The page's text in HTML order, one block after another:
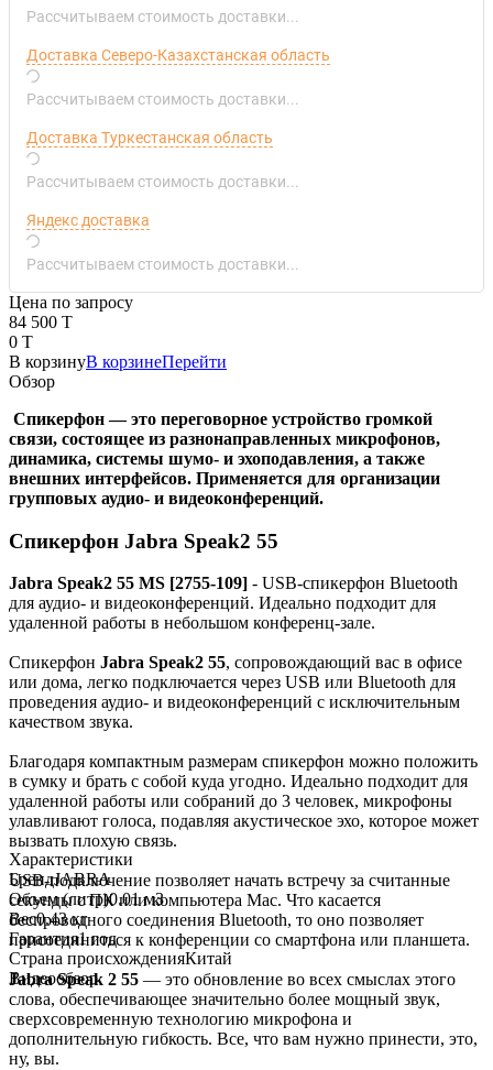
Рассчитываем стоимость доставки...
Доставка Северо-Казахстанская область
Рассчитываем стоимость доставки...
Доставка Туркестанская область
Рассчитываем стоимость доставки...
Яндекс доставка
Рассчитываем стоимость доставки...
Цена по запросу
84 500 T
0 T
В корзинуВ корзинеПерейти
Обзор
Спикерфон — это переговорное устройство громкой
связи, состоящее из разнонаправленных микрофонов,
динамика, системы шумо- и эхоподавления, а также
внешних интерфейсов. Применяется для организации
групповых аудио- и видеоконференций.
Спикерфон Jabra Speak2 55
Jabra Speak2 55 MS [2755-109] - USB-спикерфон Bluetooth
для аудио- и видеоконференций. Идеально подходит для
удаленной работы в небольшом конференц-зале.
Спикерфон Jabra Speak2 55, сопровождающий вас в офисе
или дома, легко подключается через USB или Bluetooth для
проведения аудио- и видеоконференций с исключительным
качеством звука.
Благодаря компактным размерам спикерфон можно положить
в сумку и брать с собой куда угодно. Идеально подходит для
удаленной работы или собраний до 3 человек, микрофоны
улавливают голоса, подавляя акустическое эхо, которое может
вызвать плохую связь.
USB-подключение позволяет начать встречу за считанные
секунды с ПК или компьютера Mac. Что касается
беспроводного соединения Bluetooth, то оно позволяет
присоединиться к конференции со смартфона или планшета.
Jabra Speak 2 55 — это обновление во всех смыслах этого
слова, обеспечивающее значительно более мощный звук,
сверхсовременную технологию микрофона и
дополнительную гибкость. Все, что вам нужно принести, это,
ну, вы.
Характеристики
БрендJABRA
Объем (литр)0.01 м3
Вес0.43 кг
Гарантия1 год
Страна происхожденияКитай
Видеообзор